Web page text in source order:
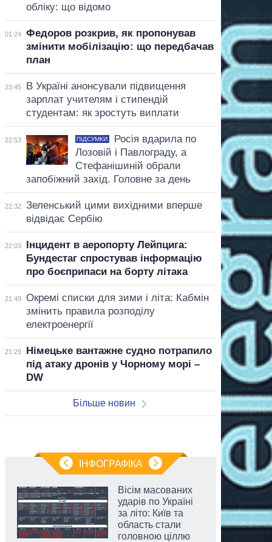
обліку: що відомо
01:24
Федоров розкрив, як пропонував
змінити мобілізацію: що передбачав
план
23:45
В Україні анонсували підвищення
зарплат учителям і стипендій
студентам: як зростуть виплати
22:53 ПІДСУМКИ
Росія вдарила по
Лозовій і Павлограду, а
Стефанішиній обрали
запобіжний захід. Головне за день
22:32
Зеленський цими вихідними вперше
відвідає Сербію
22:03
Інцидент в аеропорту Лейпцига:
Бундестаг спростував інформацію
про боєприпаси на борту літака
21:49
Окремі списки для зими і літа: Кабмін
змінить правила розподілу
електроенергії
21:29
Німецьке вантажне судно потрапило
під атаку дронів у Чорному морі –
DW
Більше новин
ІНФОГРАФІКА
Вісім масованих
ударів по Україні
за літо: Київ та
область стали
головною ціллю